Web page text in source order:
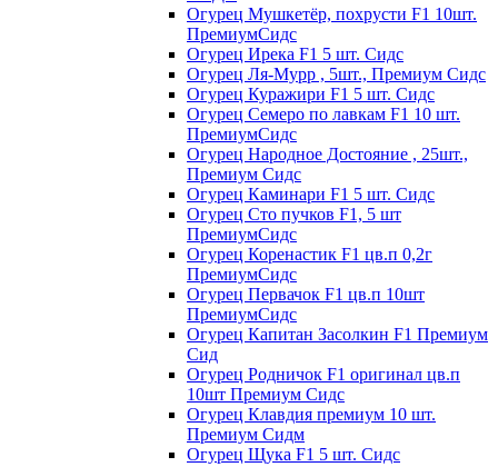
Огурец Мушкетёр, похрусти F1 10шт.
ПремиумСидс
Огурец Ирека F1 5 шт. Сидс
Огурец Ля-Мурр , 5шт., Премиум Сидс
Огурец Куражири F1 5 шт. Сидс
Огурец Семеро по лавкам F1 10 шт.
ПремиумСидс
Огурец Народное Достояние , 25шт.,
Премиум Сидс
Огурец Каминари F1 5 шт. Сидс
Огурец Сто пучков F1, 5 шт
ПремиумСидс
Огурец Коренастик F1 цв.п 0,2г
ПремиумСидс
Огурец Первачок F1 цв.п 10шт
ПремиумСидс
Огурец Капитан Засолкин F1 Премиум
Сид
Огурец Родничок F1 оригинал цв.п
10шт Премиум Сидс
Огурец Клавдия премиум 10 шт.
Премиум Сидм
Огурец Щука F1 5 шт. Сидс